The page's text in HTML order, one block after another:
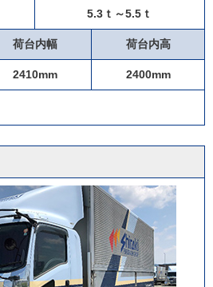
5.3ｔ～5.5ｔ
荷台内幅 荷台内高
2410mm 2400mm